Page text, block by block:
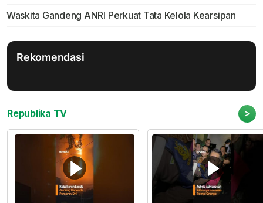
Waskita Gandeng ANRI Perkuat Tata Kelola Kearsipan
Rekomendasi
Republika TV >